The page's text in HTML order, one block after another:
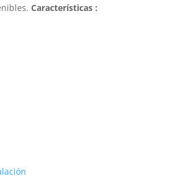
Características :